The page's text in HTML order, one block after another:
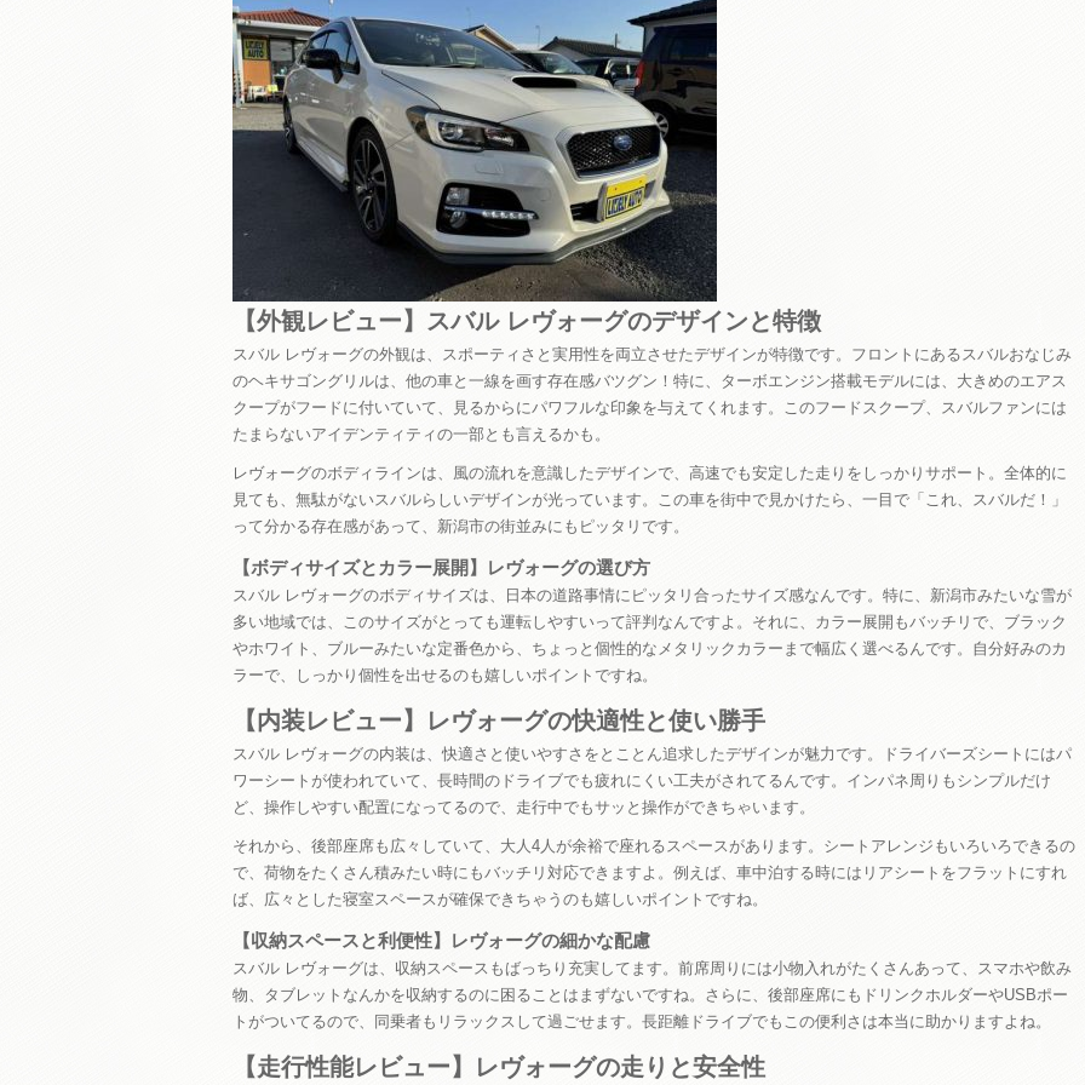
【外観レビュー】スバル レヴォーグのデザインと特徴
スバル レヴォーグの外観は、スポーティさと実用性を両立させたデザインが特徴です。フロントにあるスバルおなじみ
のヘキサゴングリルは、他の車と一線を画す存在感バツグン！特に、ターボエンジン搭載モデルには、大きめのエアス
クープがフードに付いていて、見るからにパワフルな印象を与えてくれます。このフードスクープ、スバルファンには
たまらないアイデンティティの一部とも言えるかも。
レヴォーグのボディラインは、風の流れを意識したデザインで、高速でも安定した走りをしっかりサポート。全体的に
見ても、無駄がないスバルらしいデザインが光っています。この車を街中で見かけたら、一目で「これ、スバルだ！」
って分かる存在感があって、新潟市の街並みにもピッタリです。
【ボディサイズとカラー展開】レヴォーグの選び方
スバル レヴォーグのボディサイズは、日本の道路事情にピッタリ合ったサイズ感なんです。特に、新潟市みたいな雪が
多い地域では、このサイズがとっても運転しやすいって評判なんですよ。それに、カラー展開もバッチリで、ブラック
やホワイト、ブルーみたいな定番色から、ちょっと個性的なメタリックカラーまで幅広く選べるんです。自分好みのカ
ラーで、しっかり個性を出せるのも嬉しいポイントですね。
【内装レビュー】レヴォーグの快適性と使い勝手
スバル レヴォーグの内装は、快適さと使いやすさをとことん追求したデザインが魅力です。ドライバーズシートにはパ
ワーシートが使われていて、長時間のドライブでも疲れにくい工夫がされてるんです。インパネ周りもシンプルだけ
ど、操作しやすい配置になってるので、走行中でもサッと操作ができちゃいます。
それから、後部座席も広々していて、大人4人が余裕で座れるスペースがあります。シートアレンジもいろいろできるの
で、荷物をたくさん積みたい時にもバッチリ対応できますよ。例えば、車中泊する時にはリアシートをフラットにすれ
ば、広々とした寝室スペースが確保できちゃうのも嬉しいポイントですね。
【収納スペースと利便性】レヴォーグの細かな配慮
スバル レヴォーグは、収納スペースもばっちり充実してます。前席周りには小物入れがたくさんあって、スマホや飲み
物、タブレットなんかを収納するのに困ることはまずないですね。さらに、後部座席にもドリンクホルダーやUSBポー
トがついてるので、同乗者もリラックスして過ごせます。長距離ドライブでもこの便利さは本当に助かりますよね。
【走行性能レビュー】レヴォーグの走りと安全性